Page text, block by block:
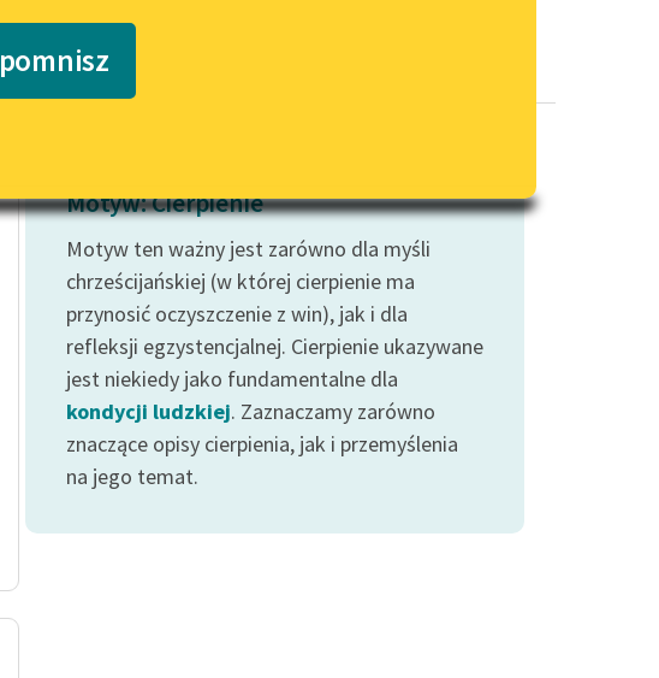
w formacie PDF
wrażliwych
Deklaracja dostępności
Motyw: Cierpienie
Motyw ten ważny jest zarówno dla myśli
chrześcijańskiej (w której cierpienie ma
przynosić oczyszczenie z win), jak i dla
refleksji egzystencjalnej. Cierpienie ukazywane
jest niekiedy jako fundamentalne dla
kondycji ludzkiej. Zaznaczamy zarówno
znaczące opisy cierpienia, jak i przemyślenia
na jego temat.